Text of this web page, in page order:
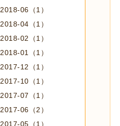
2018-06（1）
2018-04（1）
2018-02（1）
2018-01（1）
2017-12（1）
2017-10（1）
2017-07（1）
2017-06（2）
2017-05（1）